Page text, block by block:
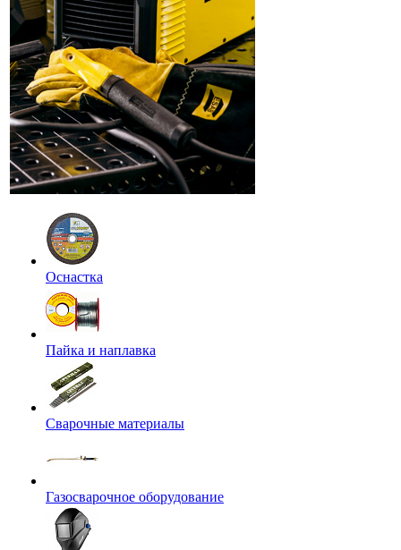
Оснастка
Пайка и наплавка
Сварочные материалы
Газосварочное оборудование